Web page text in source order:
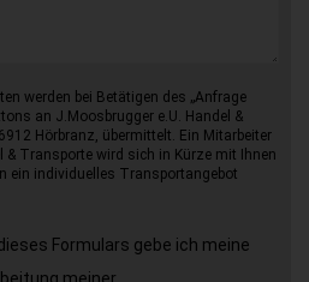
werden bei Betätigen des „Anfrage
an J.Moosbrugger e.U. Handel &
Hörbranz, übermittelt. Ein Mitarbeiter
& Transporte wird sich in Kürze mit Ihnen
ein individuelles Transportangebot
Formulars gebe ich meine